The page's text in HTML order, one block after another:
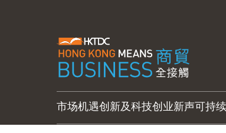
市场机遇创新及科技创业新声可持